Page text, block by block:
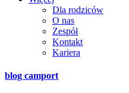
Dla rodziców
O nas
Zespół
Kontakt
Kariera
blog camport